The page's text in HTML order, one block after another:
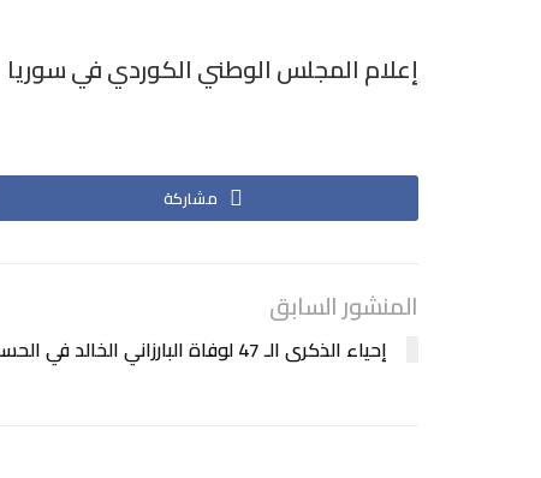
إعلام المجلس الوطني الكوردي في سوريا
مشاركة
المنشور السابق
إحياء الذكرى الـ 47 لوفاة البارزاني الخالد في الحسكة